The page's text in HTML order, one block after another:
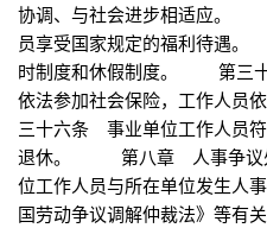
协调、与社会进步相适应。
员享受国家规定的福利待遇
时制度和休假制度。 第三
依法参加社会保险，工作人
三十六条 事业单位工作人员
退休。 第八章 人事争
位工作人员与所在单位发生人
国劳动争议调解仲裁法》等